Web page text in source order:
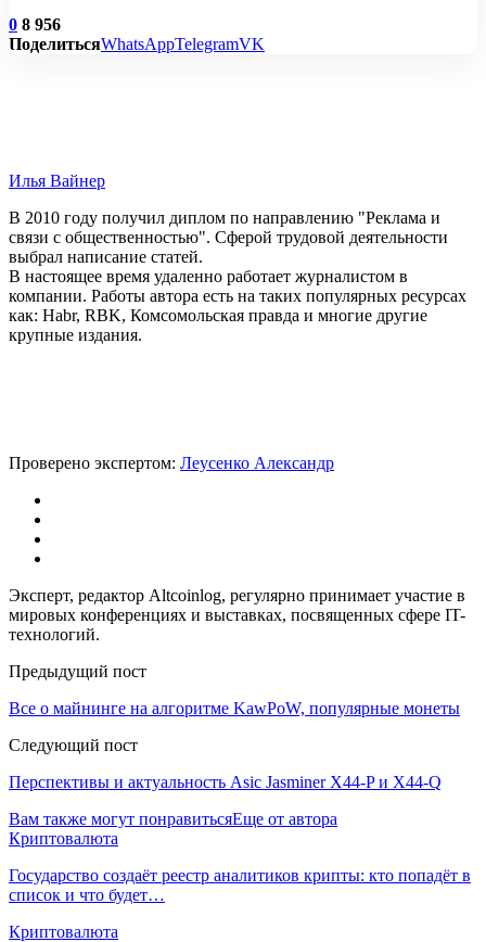
0 8 956
ПоделитьсяWhatsAppTelegramVK
Илья Вайнер
В 2010 году получил диплом по направлению "Реклама и
связи с общественностью". Сферой трудовой деятельности
выбрал написание статей.
В настоящее время удаленно работает журналистом в
компании. Работы автора есть на таких популярных ресурсах
как: Habr, RBK, Комсомольская правда и многие другие
крупные издания.
Проверено экспертом: Леусенко Александр
Эксперт, редактор Altcoinlog, регулярно принимает участие в
мировых конференциях и выставках, посвященных сфере IT-
технологий.
Предыдущий пост
Все о майнинге на алгоритме KawPoW, популярные монеты
Следующий пост
Перспективы и актуальность Asic Jasminer X44-P и X44-Q
Вам также могут понравитьсяЕще от автора
Криптовалюта
Государство создаёт реестр аналитиков крипты: кто попадёт в
список и что будет…
Криптовалюта